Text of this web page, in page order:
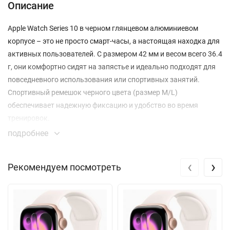
Описание
Apple Watch Series 10 в черном глянцевом алюминиевом
корпусе – это не просто смарт-часы, а настоящая находка для
активных пользователей. С размером 42 мм и весом всего 36.4
г, они комфортно сидят на запястье и идеально подходят для
повседневного использования или спортивных занятий.
Спортивный ремешок черного цвета (размер M/L)
обеспечивает надежную фиксацию и удобство во время
тренировок.
пыли (IP6X) делают часы идеальными для использования в
Оснащенные всегда включенным OLED дисплеем LTPO3 с
технологией Retina, часы обеспечивают яркость до 2000 кд/м²
и разрешение 374x446 пикселей, позволяя четко видеть
подробнее
Рекомендуем посмотреть ‹ ›